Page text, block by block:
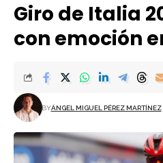
Giro de Italia
con emoción
BYÁNGEL MIGUEL PÉREZ MARTÍNEZ